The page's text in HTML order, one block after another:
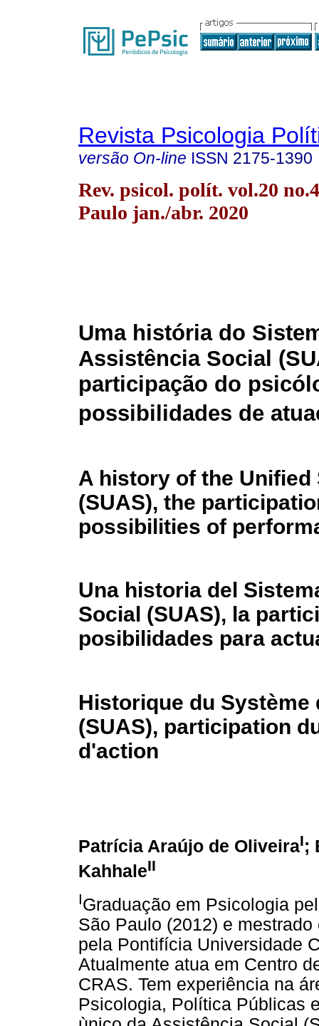
Revista Psicologia
versão On-line ISSN 2175-1390
Rev. psicol. polít. vol.20
Paulo jan./abr. 2020
Uma história do
Assistência Social
participação do
possibilidades de
A history of the
(SUAS), the
possibilities of
Una historia del
Social (SUAS), la
posibilidades para
Historique du
(SUAS), participation
d'action
Patrícia Araújo de OliveiraI;
KahhaleII
IGraduação em Psicologia
São Paulo (2012) e
pela Pontifícia Universidade
Atualmente atua em Centro
CRAS. Tem experiência na
Psicologia, Política Públicas